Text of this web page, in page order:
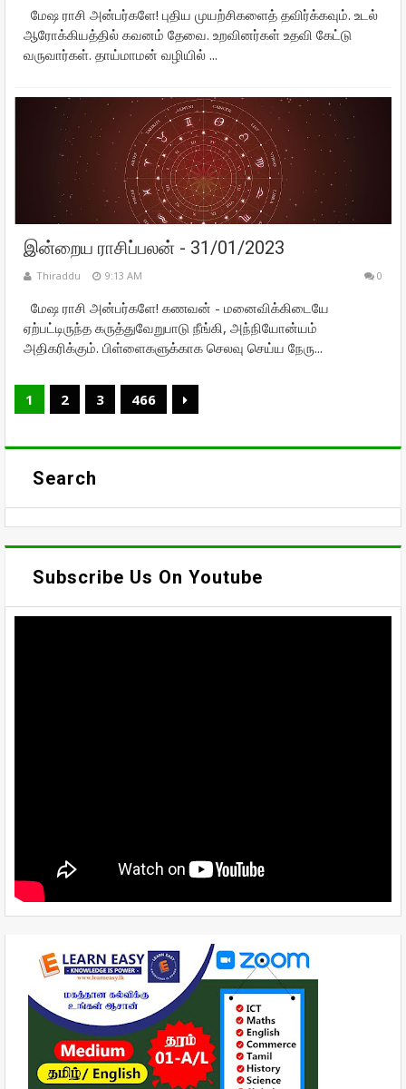
மேஷ ராசி அன்பர்களே! புதிய முயற்சிகளைத் தவிர்க்கவும். உடல்
ஆரோக்கியத்தில் கவனம் தேவை. உறவினர்கள் உதவி கேட்டு
வருவார்கள். தாய்மாமன் வழியில் ...
இன்றைய ராசிப்பலன் - 31/01/2023
Thiraddu 9:13 AM 0
மேஷ ராசி அன்பர்களே! கணவன் - மனைவிக்கிடையே
ஏற்பட்டிருந்த கருத்துவேறுபாடு நீங்கி, அந்நியோன்யம்
அதிகரிக்கும். பிள்ளைகளுக்காக செலவு செய்ய நேரு...
1 2 3 466
Search
Subscribe Us On Youtube